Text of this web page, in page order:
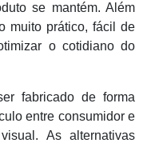
se mantém. Além
muito prático, fácil de
o cotidiano do
fabricado de forma
entre consumidor e
As alternativas